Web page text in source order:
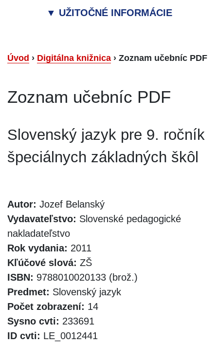
▼ UŽITOČNÉ INFORMÁCIE
Úvod › Digitálna knižnica › Zoznam učebníc PDF
Zoznam učebníc PDF
Slovenský jazyk pre 9. ročník
špeciálnych základných škôl
Autor: Jozef Belanský
Vydavateľstvo: Slovenské pedagogické
nakladateľstvo
Rok vydania: 2011
Kľúčové slová: ZŠ
ISBN: 9788010020133 (brož.)
Predmet: Slovenský jazyk
Počet zobrazení: 14
Sysno cvti: 233691
ID cvti: LE_0012441